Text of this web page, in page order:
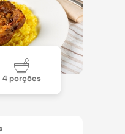
4 porções